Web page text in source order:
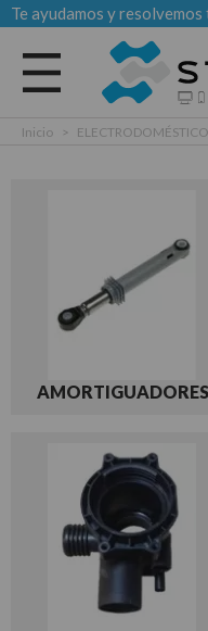
Te ayudamos y
Todas las categorias
Inicio >
AMORTIGUADORES